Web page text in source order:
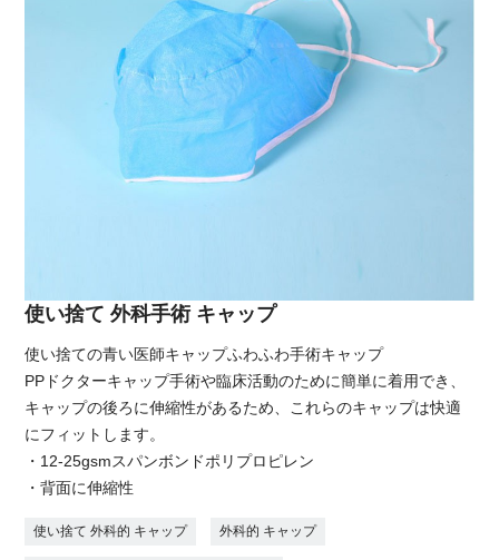
使い捨て 外科手術 キャップ
使い捨ての青い医師キャップふわふわ手術キャップ
PPドクターキャップ手術や臨床活動のために簡単に着用でき、
キャップの後ろに伸縮性があるため、これらのキャップは快適
にフィットします。
・12-25gsmスパンボンドポリプロピレン
・背面に伸縮性
使い捨て 外科的 キャップ 外科的 キャップ